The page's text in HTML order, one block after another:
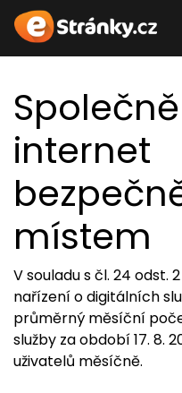
internet
místem
V souladu s čl. 24 odst.
nařízení o digitálních
průměrný měsíční
služby za období 17. 8.
uživatelů měsíčně.